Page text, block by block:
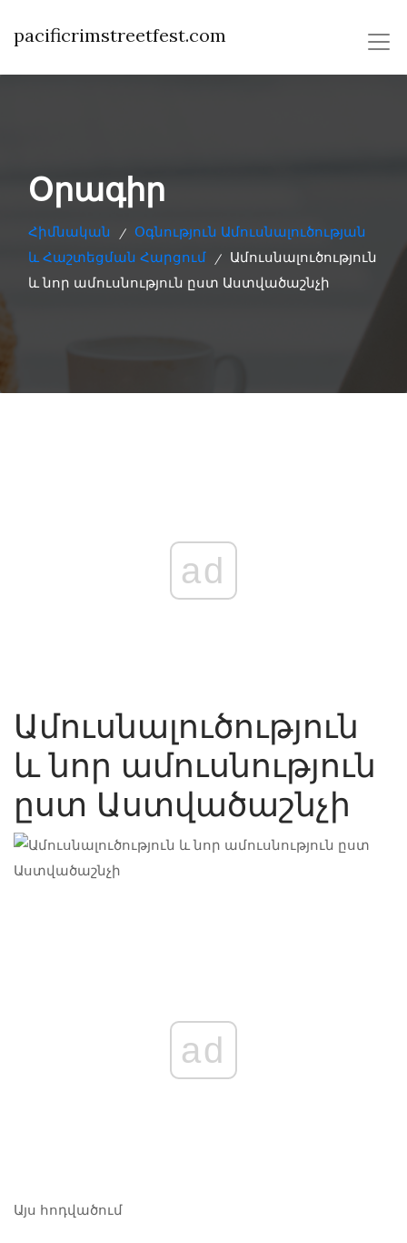
pacificrimstreetfest.com
Օրագիր
Հիմնական / Օգնություն Ամուսնալուծության
և Հաշտեցման Հարցում
/
Ամուսնալուծություն
և նոր ամուսնություն ըստ Աստվածաշնչի
ad
Ամուսնալուծություն
և նոր ամուսնություն
ըստ Աստվածաշնչի
ad
Այս հոդվածում